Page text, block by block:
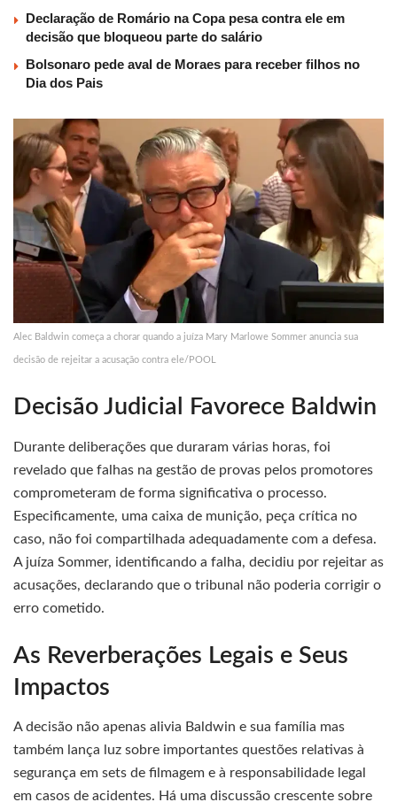
Declaração de Romário na Copa pesa contra ele em
decisão que bloqueou parte do salário
Bolsonaro pede aval de Moraes para receber filhos no
Dia dos Pais
Alec Baldwin começa a chorar quando a juíza Mary Marlowe Sommer anuncia sua
decisão de rejeitar a acusação contra ele/POOL
Decisão Judicial Favorece Baldwin
Durante deliberações que duraram várias horas, foi
revelado que falhas na gestão de provas pelos promotores
comprometeram de forma significativa o processo.
Especificamente, uma caixa de munição, peça crítica no
caso, não foi compartilhada adequadamente com a defesa.
A juíza Sommer, identificando a falha, decidiu por rejeitar as
acusações, declarando que o tribunal não poderia corrigir o
erro cometido.
As Reverberações Legais e Seus
Impactos
A decisão não apenas alivia Baldwin e sua família mas
também lança luz sobre importantes questões relativas à
segurança em sets de filmagem e à responsabilidade legal
em casos de acidentes. Há uma discussão crescente sobre